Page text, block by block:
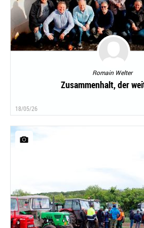
Romain Welter
Zusammenhalt, der
18/05/26